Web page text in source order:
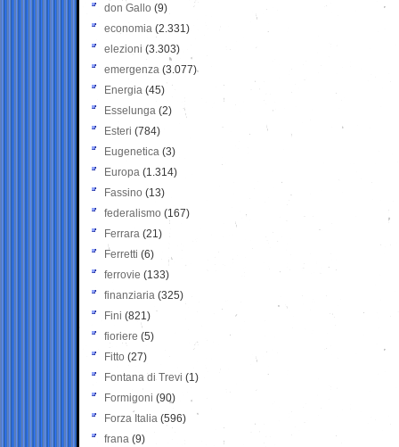
don Gallo (9)
economia (2.331)
elezioni (3.303)
emergenza (3.077)
Energia (45)
Esselunga (2)
Esteri (784)
Eugenetica (3)
Europa (1.314)
Fassino (13)
federalismo (167)
Ferrara (21)
Ferretti (6)
ferrovie (133)
finanziaria (325)
Fini (821)
fioriere (5)
Fitto (27)
Fontana di Trevi (1)
Formigoni (90)
Forza Italia (596)
frana (9)